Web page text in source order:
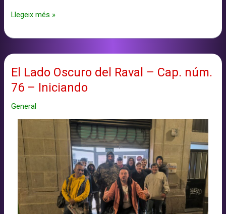
El
Oscuro
–
Cap.
77
Compañero
viaje
Llegeix més »
El Lado Oscuro del Raval – Cap. núm.
76 – Iniciando
General